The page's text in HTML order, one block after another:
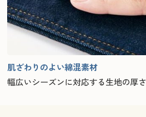
肌ざわりのよい綿混素材
幅広いシーズンに対応する生地の厚さ